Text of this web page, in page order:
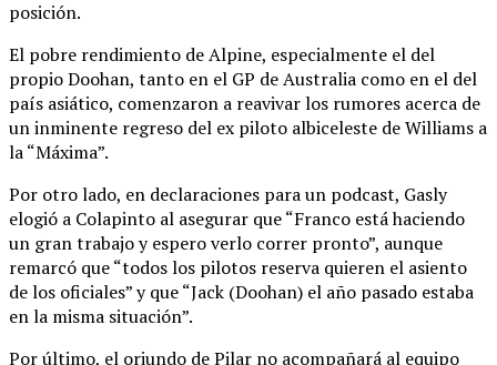
posición.
El pobre rendimiento de Alpine, especialmente el del
propio Doohan, tanto en el GP de Australia como en el del
país asiático, comenzaron a reavivar los rumores acerca de
un inminente regreso del ex piloto albiceleste de Williams a
la “Máxima”.
Por otro lado, en declaraciones para un podcast, Gasly
elogió a Colapinto al asegurar que “Franco está haciendo
un gran trabajo y espero verlo correr pronto”, aunque
remarcó que “todos los pilotos reserva quieren el asiento
de los oficiales” y que “Jack (Doohan) el año pasado estaba
en la misma situación”.
Por último, el oriundo de Pilar no acompañará al equipo